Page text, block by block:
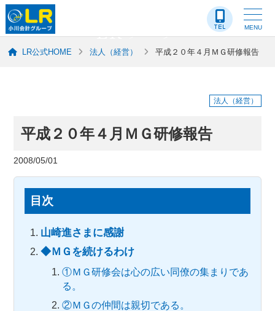
MENU
LR-ブログ
LR公式HOME 法人（経営） 平成２０年４月ＭＧ研修報告
法人（経営）
平成２０年４月ＭＧ研修報告
2008/05/01
目次
山崎進さまに感謝
◆ＭＧを続けるわけ
①ＭＧ研修会は心の広い同僚の集まりであ
る。
②ＭＧの仲間は親切である。